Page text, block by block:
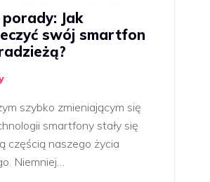
Jak
swój smartfon
szybko zmieniającym się
smartfony stały się
częścią naszego życia
Niemniej…